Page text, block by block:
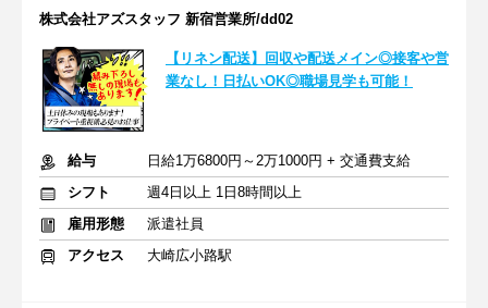
株式会社アズスタッフ 新宿営業所/dd02
【リネン配送】回収や配送メイン◎接客や営
業なし！日払いOK◎職場見学も可能！
給与
日給1万6800円～2万1000円 + 交通費支給
シフト
週4日以上 1日8時間以上
雇用形態
派遣社員
アクセス
大崎広小路駅